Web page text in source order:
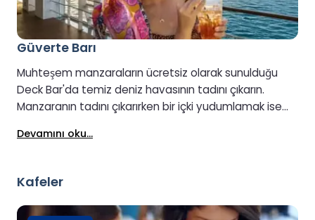
Güverte Barı
Muhteşem manzaraların ücretsiz olarak sunulduğu
Deck Bar'da temiz deniz havasının tadını çıkarın.
Manzaranın tadını çıkarırken bir içki yudumlamak ise
Devamını oku...
Kafeler